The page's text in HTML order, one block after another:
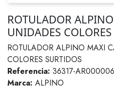
ROTULADOR
UNIDADES
ROTULADOR ALPINO MAXI
COLORES SURTIDOS
Referencia: 36317-AR000006
Marca: ALPINO